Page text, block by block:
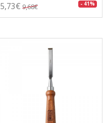
5,73€ 9,68€ - 41%